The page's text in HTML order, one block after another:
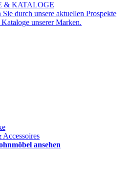
& KATALOGE
Sie durch unsere aktuellen Prospekte
unserer Marken.
ansehen